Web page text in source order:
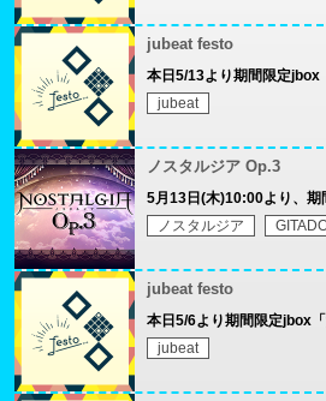
jubeat festo
本日5/13より期間限定jbox
jubeat
ノスタルジア Op.3
5月13日(木)10:00より、期
ノスタルジア
jubeat festo
本日5/6より期間限定jbox
jubeat